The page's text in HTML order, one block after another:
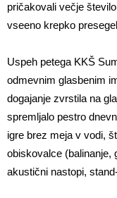
pričakovali večje
vseeno krepko
Uspeh petega KKŠ
odmevnim glasbenim
dogajanje zvrstila na
spremljalo pestro
igre brez meja v vodi,
obiskovalce (balinanje,
akustični nastopi,